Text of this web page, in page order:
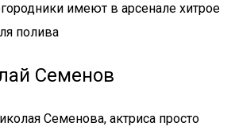
имеют в арсенале хитрое
полива
Семенов
Семенова, актриса просто